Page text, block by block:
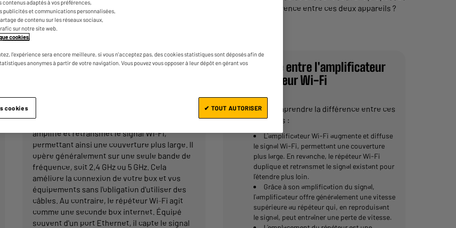
: l’amplificateur et le répéteur Wi-Fi. Mais quelle est la différence entre ces deux appareils ?
On vous explique tout pour vous aider à faire le bon choix.
Amplificateur et répéteur Wi-Fi :
Fi
L'amplificateur Wi-Fi est un équipement qui
amplifie et retransmet le signal Wi-Fi,
permettant ainsi une couverture plus large. Il
opère généralement sur une seule bande de
fréquence, soit 2,4 GHz ou 5 GHz. Cela
améliore la connexion de votre box et vos
équipements sans l'obligation d'utiliser des
câbles. Au contraire, le répéteur Wi-Fi agit
comme une seconde box internet. Équipé
souvent d'un port Ethernet, il capte le signal
Différence entre l'amplificateur
et le répéteur Wi-Fi
Pour bien comprendre la différence entre ces
deux appareils :
L'amplificateur Wi-Fi augmente et diffuse
le signal Wi-Fi, permettant une couverture
plus large. En revanche, le répéteur Wi-Fi
duplique et retransmet le signal existant pour
l'étendre plus loin.
Grâce à son amplification du signal,
l'amplificateur offre généralement une vitesse
supérieure au répéteur qui, en reproduisant
le signal, peut entraîner une perte de vitesse.
contenus adaptés à vos préférences,
publicités et communications personnalisées,
de contenu sur les réseaux sociaux,
sur notre site web.
cookies
l'expérience sera encore meilleure, si vous n'acceptez pas, des cookies statistiques sont déposés afin de
anonymes à partir de votre navigation. Vous pouvez vous opposer à leur dépôt en gérant vos
cookies ✔ TOUT AUTORISER